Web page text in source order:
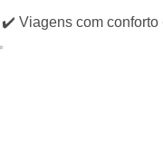
Viagens com